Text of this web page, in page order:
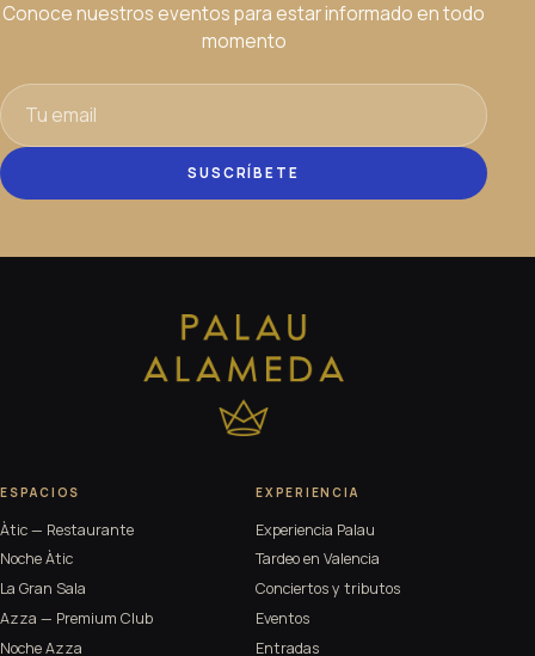
Conoce nuestros eventos para estar informado en todo
momento
SUSCRÍBETE
ESPACIOS
Àtic — Restaurante
Noche Àtic
La Gran Sala
Azza — Premium Club
Noche Azza
EXPERIENCIA
Experiencia Palau
Tardeo en Valencia
Conciertos y tributos
Eventos
Entradas